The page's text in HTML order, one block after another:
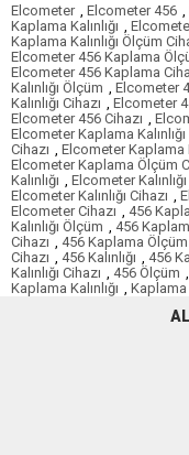
Elcometer
Elcometer 456
Kaplama Kalınlığı
Kaplama Kalınlığı Ölçüm
Elcometer 456 Kaplama
Elcometer 456 Kaplama
Kalınlığı Ölçüm
Elcometer
Kalınlığı Cihazı
Elcometer
Elcometer 456 Cihazı
Elcometer Kaplama
Cihazı
Elcometer Kaplama
Elcometer Kaplama Ölçüm
Kalınlığı
Elcometer
Elcometer Kalınlığı Cihazı
Elcometer Cihazı
456
Kalınlığı Ölçüm
456
Cihazı
456 Kaplama Ölçüm
Cihazı
456 Kalınlığı 456
Kalınlığı Cihazı
456 Ölçüm
Kaplama Kalınlığı
Kaplama